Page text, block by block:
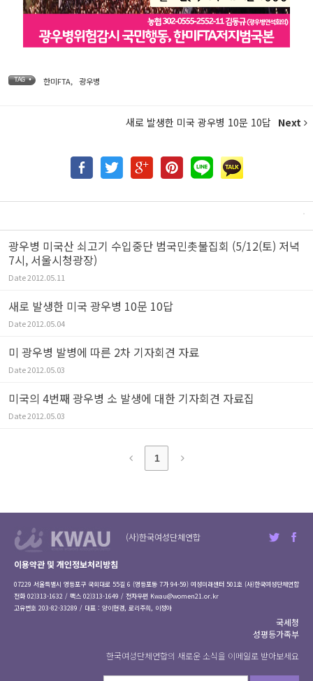
TAG • 한미FTA, 광우병
새로 발생한 미국 광우병 10문 10답 Next
광우병 미국산 쇠고기 수입중단 범국민촛불집회 (5/12(토) 저녁
7시, 서울시청광장)
Date2012.05.11
새로 발생한 미국 광우병 10문 10답
Date2012.05.04
미 광우병 발병에 따른 2차 기자회견 자료
Date2012.05.03
미국의 4번째 광우병 소 발생에 대한 기자회견 자료집
Date2012.05.03
1
(사)한국여성단체연합
이용약관 및 개인정보처리방침
07229 서울특별시 영등포구 국회대로 55길 6 (영등포동 7가 94-59) 여성미래센터 501호 (사)한국여성단체연합
전화 02)313-1632 / 팩스 02)313-1649 / 전자우편 Kwau@women21.or.kr
고유번호 203-82-33289 / 대표 : 양이현경, 로리주희, 이정아
국세청
성평등가족부
한국여성단체연합의 새로운 소식을 이메일로 받아보세요